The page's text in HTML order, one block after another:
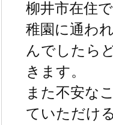
柳井市在住
稚園に通わ
んでしたら
きます。
また不安な
ていただけ